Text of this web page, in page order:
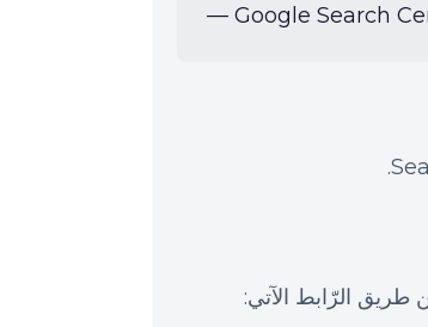
— Google Search
طريق الرّابط الآتي: